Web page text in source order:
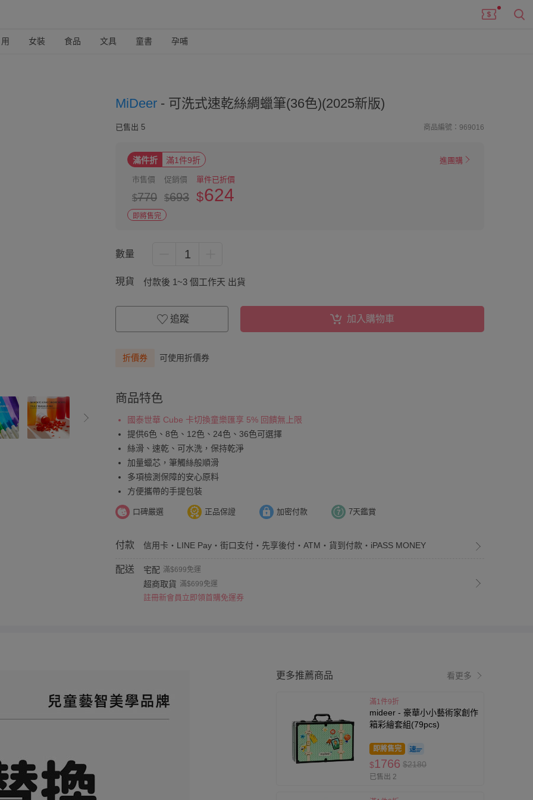
女裝 食品 文具 童書 孕哺
MiDeer - 可洗式速乾絲綢蠟筆(36色)(2025新版)
已售出 5 商品編號：969016
滿件折 滿1件9折 進團購
市售價
$770
促銷價
$693
單件已折價
$624
即將售完
數量 1
現貨 付款後 1~3 個工作天 出貨
追蹤 加入購物車
折價券 可使用折價券
商品特色
國泰世華 Cube 卡切換童樂匯享 5% 回饋無上限
提供6色、8色、12色、24色、36色可選擇
絲滑、速乾、可水洗，保持乾淨
加量蠟芯，筆觸絲般順滑
多項檢測保障的安心原料
方便攜帶的手提包裝
口碑嚴選 正品保證 加密付款 7天鑑賞
付款 信用卡・LINE Pay・街口支付・先享後付・ATM・貨到付款・iPASS MONEY
配送 宅配 滿$699免運
超商取貨 滿$699免運
註冊新會員立即領首購免運券
更多推薦商品 看更多
滿1件9折
mideer - 豪華小小藝術家創作
箱彩繪套組(79pcs)
即將售完
$1766 $2180
已售出 2